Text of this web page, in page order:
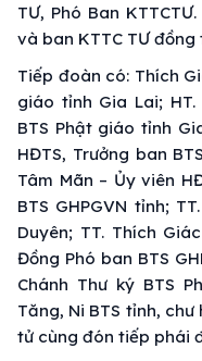
TƯ, Phó Ban
và ban KTTC TƯ đồng
Tiếp đoàn có: Thích
giáo tỉnh Gia Lai; HT.
BTS Phật giáo tỉnh
HĐTS, Trưởng ban
Tâm Mãn – Ủy viên
BTS GHPGVN tỉnh;
Duyên; TT. Thích
Đồng Phó ban BTS
Chánh Thư ký BTS
Tăng, Ni BTS tỉnh,
tử cùng đón tiếp phái